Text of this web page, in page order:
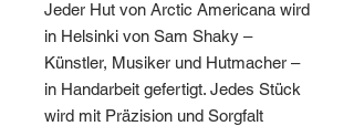
Jeder Hut von Arctic Americana wird
in Helsinki von Sam Shaky –
Künstler, Musiker und Hutmacher –
in Handarbeit gefertigt. Jedes Stück
wird mit Präzision und Sorgfalt